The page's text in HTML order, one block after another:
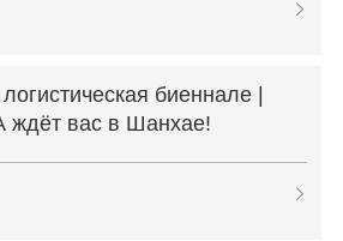

биеннале |
ждёт вас в Шанхае!
